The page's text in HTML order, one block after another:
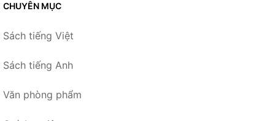
CHUYÊN MỤC
Sách tiếng Việt
Sách tiếng Anh
Văn phòng phẩm